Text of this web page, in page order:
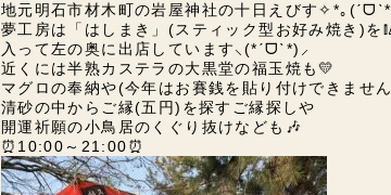
地元明石市材木町の岩屋神社の十日えびす✧*｡
夢工房は「はしまき」(スティック型お好み焼き)を
入って左の奥に出店しています⸜(*ˊᗜˋ*)⸝
近くには半熟カステラの大黒堂の福玉焼も💛
マグロの奉納や(今年はお賽銭を貼り付けできませ
清砂の中からご縁(五円)を探すご縁探しや
開運祈願の小鳥居のくぐり抜けなども🎶
⏰10:00～21:00⏰